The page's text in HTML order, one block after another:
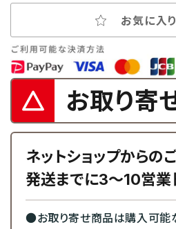
お気に入
お取り寄
ネットショップからの
発送までに3～10営業
●お取り寄せ商品は購入可能